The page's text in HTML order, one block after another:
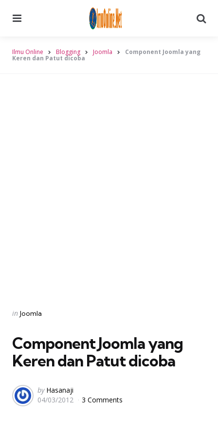
Ilmu Online Blogging Joomla Component Joomla yang
Keren dan Patut dicoba
Categories
Posted
in Joomla
Component Joomla yang
Keren dan Patut dicoba
Posted
by
by Hasanaji
04/03/2012
3 Comments